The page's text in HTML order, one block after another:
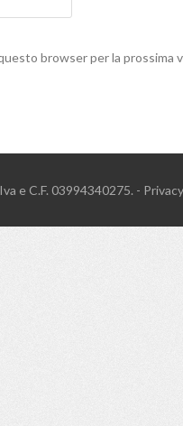
browser per la prossima
e C.F. 03994340275. - Privacy